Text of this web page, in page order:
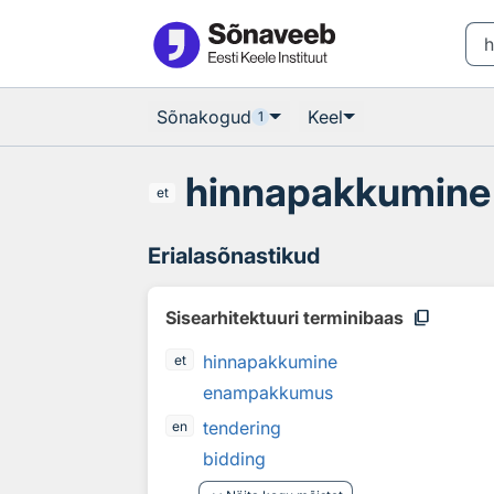
Sõnakogud 1 Keel
et hinnapakkumine
Erialasõnastikud
Sisearhitektuuri terminibaas content_copy
et
hinnapakkumine
enampakkumus
en
tendering
bidding